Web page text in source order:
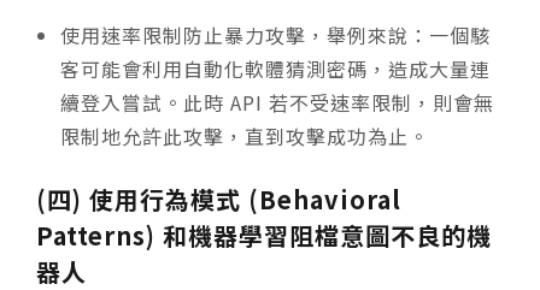
使用速率限制防止暴力攻擊，舉例來說：一個駭
客可能會利用自動化軟體猜測密碼，造成大量連
續登入嘗試。此時 API 若不受速率限制，則會無
限制地允許此攻擊，直到攻擊成功為止。
(四) 使用行為模式 (Behavioral
Patterns) 和機器學習阻檔意圖不良的機
器人